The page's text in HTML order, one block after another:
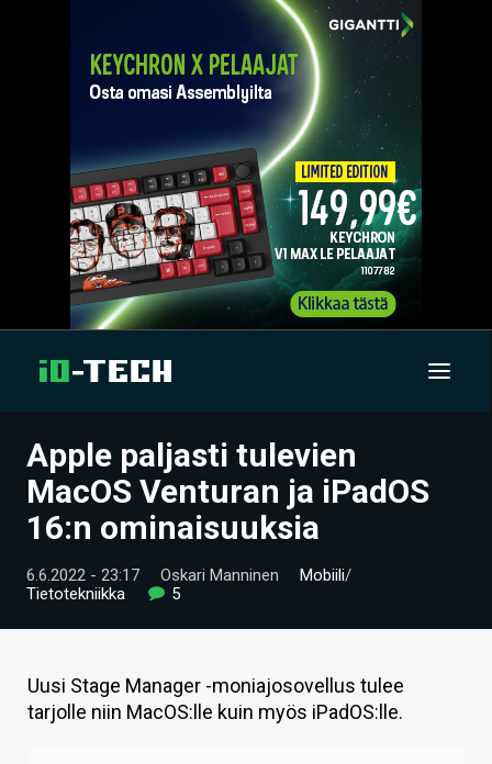
UUTISET
ARTIKKELIT
VIDEOT
HINTA.FI
Apple paljasti tulevien
MacOS Venturan ja iPadOS
16:n ominaisuuksia
6.6.2022 - 23:17 Oskari Manninen Mobiili/
Tietotekniikka
5
Uusi Stage Manager -moniajosovellus tulee
tarjolle niin MacOS:lle kuin myös iPadOS:lle.